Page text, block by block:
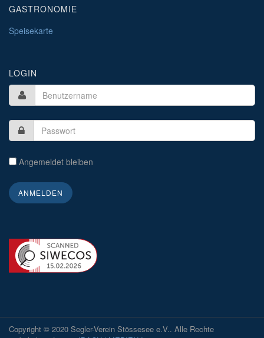
GASTRONOMIE
Speisekarte
LOGIN
Angemeldet bleiben
Copyright © 2020 Segler-Verein Stössesee e.V.. Alle Rechte